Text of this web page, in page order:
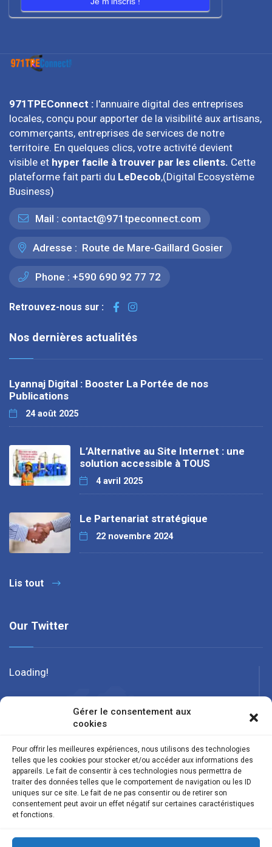
Gérer le consentement aux
cookies
Pour offrir les meilleures expériences, nous utilisons des technologies
telles que les cookies pour stocker et/ou accéder aux informations des
appareils. Le fait de consentir à ces technologies nous permettra de
traiter des données telles que le comportement de navigation ou les ID
uniques sur ce site. Le fait de ne pas consentir ou de retirer son
consentement peut avoir un effet négatif sur certaines caractéristiques
et fonctions.
971TPEConnect : l'annuaire digital des entreprises
locales, conçu pour apporter de la visibilité aux artisans,
commerçants, entreprises de services de notre
territoire. En quelques clics, votre activité devient
visible et hyper facile à trouver par les clients. Cette
plateforme fait parti du LeDecob,(Digital Ecosystème
Business)
Mail : contact@971tpeconnect.com
Adresse : Route de Mare-Gaillard Gosier
Phone : +590 690 92 77 72
Retrouvez-nous sur :
Nos dernières actualités
Lyannaj Digital : Booster La Portée de nos
Publications
24 août 2025
L’Alternative au Site Internet : une
solution accessible à TOUS
4 avril 2025
Le Partenariat stratégique
22 novembre 2024
Lis tout
Our Twitter
Loading!
Suivez nous